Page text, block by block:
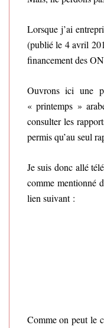
Lorsque j’ai
(publié le 4 avril
financement des
Ouvrons ici une
« printemps »
consulter les
permis qu’au seul
Je suis donc allé
comme mentionné
lien suivant :
Comme on peut le